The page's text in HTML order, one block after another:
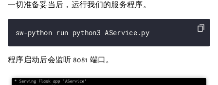
一切准备妥当后，运行我们的服务程序。
sw-python run python3 AService.py
程序启动后会监听 8081 端口。